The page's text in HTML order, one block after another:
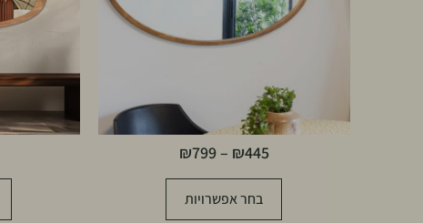
₪445
–
₪799
בחר אפשרויות